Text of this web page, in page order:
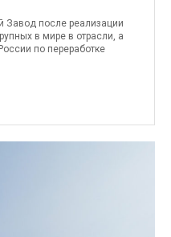
Завод после реализации
в мире в отрасли, а
по переработке